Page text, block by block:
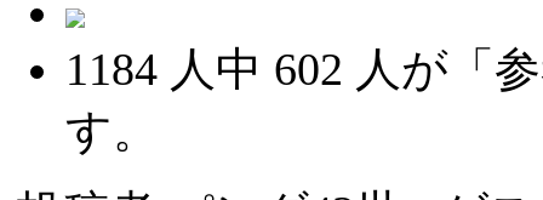
1184 人中 602 人が「
す。